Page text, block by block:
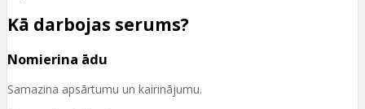
Kā darbojas serums?
Nomierina ādu
Samazina apsārtumu un kairinājumu.